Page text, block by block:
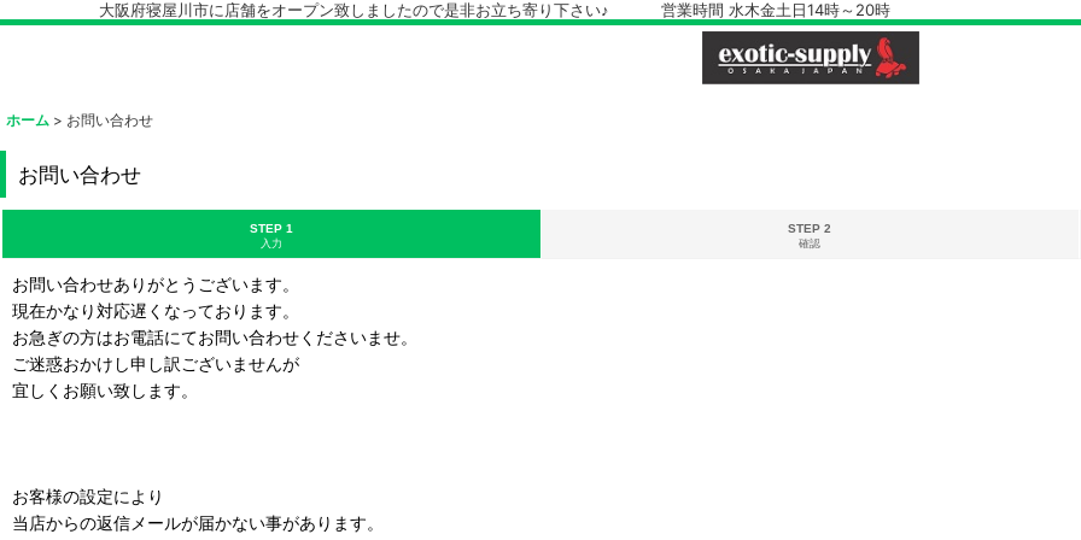
大阪府寝屋川市に店舗をオープン致しましたので是非お立ち寄り下さい♪ 営業時間 水木金土日14時～20時
ホーム > お問い合わせ
お問い合わせ
STEP 1
入力
STEP 2
確認
お問い合わせありがとうございます。
現在かなり対応遅くなっております。
お急ぎの方はお電話にてお問い合わせくださいませ。
ご迷惑おかけし申し訳ございませんが
宜しくお願い致します。
お客様の設定により
当店からの返信メールが届かない事があります。